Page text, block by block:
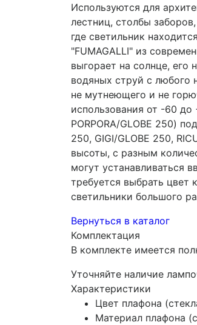
Используются для
лестниц, столбы
где светильник
"FUMAGALLI" из
выгорает на солнце,
водяных струй с любого
не мутнеющего и не
использования от -60 до
PORPORA/GLOBE 250)
250, GIGI/GLOBE 250,
высоты, с разным
могут устанавливаться
требуется выбрать цвет
светильники большого
Вернуться в каталог
Комплектация
В комплекте имеется
Уточняйте наличие
Характеристики
Цвет плафона
Материал плафона